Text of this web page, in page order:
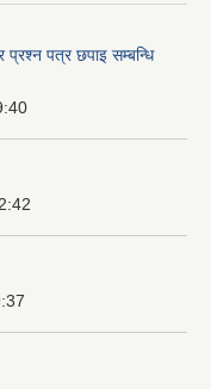
प्रश्न पत्र छपाइ सम्बन्धि